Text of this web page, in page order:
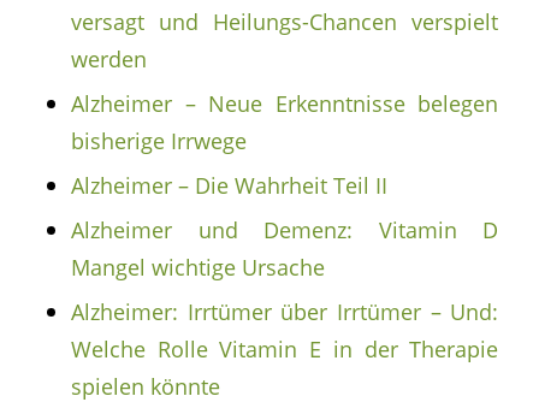
versagt und Heilungs-Chancen verspielt
werden
Alzheimer – Neue Erkenntnisse belegen
bisherige Irrwege
Alzheimer – Die Wahrheit Teil II
Alzheimer und Demenz: Vitamin D
Mangel wichtige Ursache
Alzheimer: Irrtümer über Irrtümer – Und:
Welche Rolle Vitamin E in der Therapie
spielen könnte